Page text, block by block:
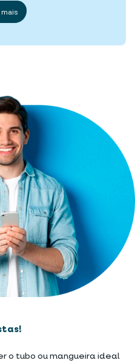
mais
o tubo ou mangueira ideal